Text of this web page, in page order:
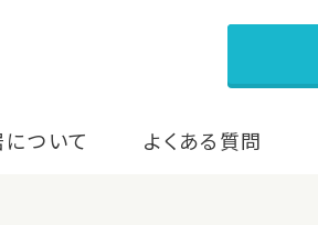
ついて よくある質問